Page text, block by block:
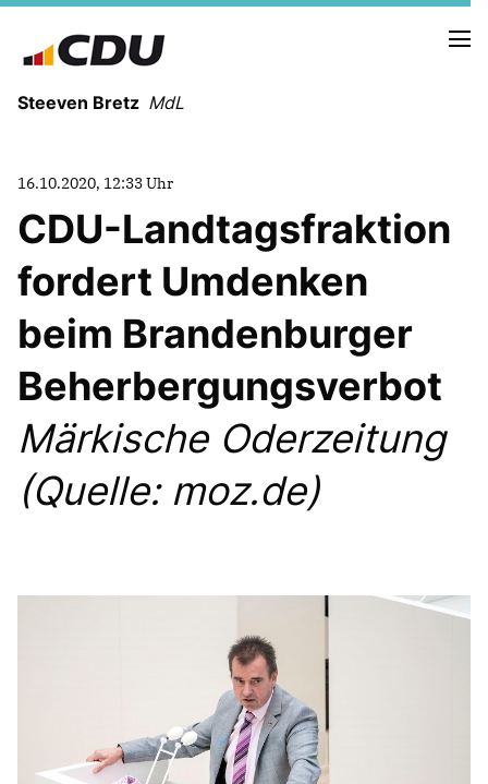
Steeven Bretz MdL
VITA
WAHLKREISBESUCHE
PRESSEFOTOS
MEIN BÜRGERBÜRO
MEIN WAHLKREIS
ZIELE
Redebeiträge
Anträge CDU
CDU Deutschland
CDU Brandenburg
CDU Potsdam
16.10.2020, 12:33 Uhr
CDU-Landtagsfraktion
fordert Umdenken
beim Brandenburger
Beherbergungsverbot
Märkische Oderzeitung
(Quelle: moz.de)